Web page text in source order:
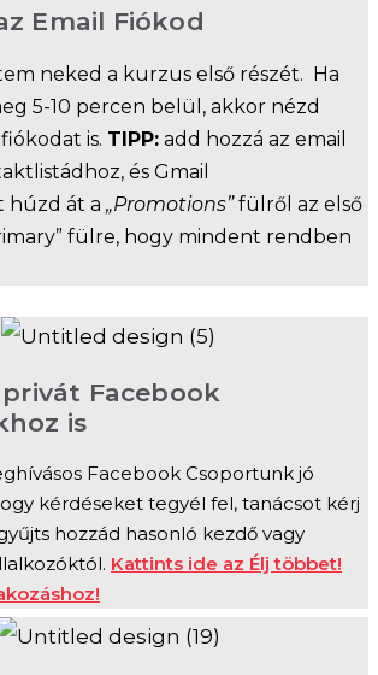
Email Fiókod
neked a kurzus első részét. Ha
5-10 percen belül, akkor nézd
is. TIPP: add hozzá az email
és Gmail
húzd át a „Promotions”fülről az első
fülre, hogy mindent rendben
Facebook
is
Facebook Csoportunk jó
kérdéseket tegyél fel, tanácsot kérj
hozzád hasonló kezdő vagy
Kattints ide az Élj többet!